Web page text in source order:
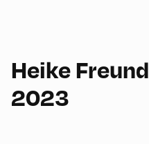
Heike Freund
2023